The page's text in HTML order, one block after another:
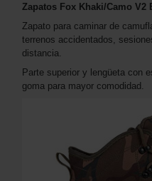
Zapatos Fox Khaki/Camo V2
Zapato para caminar de
terrenos accidentados,
distancia.
Parte superior y lengüeta con
goma para mayor comodidad.